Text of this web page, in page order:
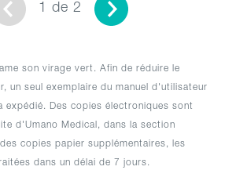
1 de 2
son virage vert. Afin de réduire le
un seul exemplaire du manuel d'utilisateur
expédié. Des copies électroniques sont
d'Umano Medical, dans la section
copies papier supplémentaires, les
dans un délai de 7 jours.